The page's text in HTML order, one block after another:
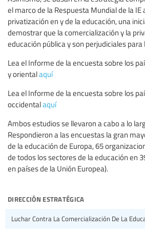
el marco de la Respuesta Mundial de la IE
privatización en y de la educación, una
demostrar que la comercialización y la
educación pública y son perjudiciales para
Lea el Informe de la encuesta sobre los
y orientalaquí
Lea el Informe de la encuesta sobre los
occidentalaquí
Ambos estudios se llevaron a cabo a lo
Respondieron a las encuestas la gran
de la educación de Europa, 65
de todos los sectores de la educación en
en países de la Unión Europea).
dirección estratégica
Luchar Contra La Comercialización De La